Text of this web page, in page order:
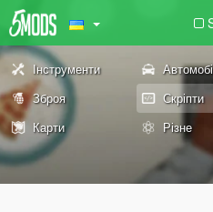
Інструменти
Зброя
Скріпти
Карти
Різне